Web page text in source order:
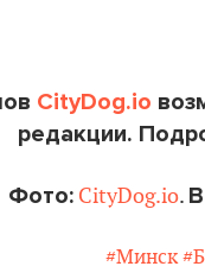
CityDog.io
редакции.
Фото: CityDog.io.
#Минск